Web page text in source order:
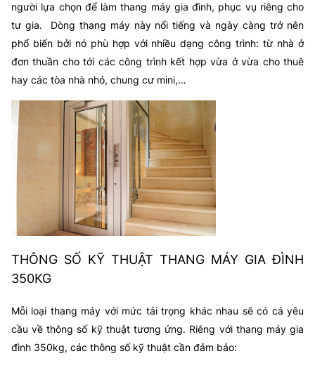
người lựa chọn để làm thang máy gia đình, phục vụ riêng cho
tư gia. Dòng thang máy này nổi tiếng và ngày càng trở nên
phổ biến bởi nó phù hợp với nhiều dạng công trình: từ nhà ở
đơn thuần cho tới các công trình kết hợp vừa ở vừa cho thuê
hay các tòa nhà nhỏ, chung cư mini,…
THÔNG SỐ KỸ THUẬT THANG MÁY GIA ĐÌNH
350KG
Mỗi loại thang máy với mức tải trọng khác nhau sẽ có cá yêu
cầu về thông số kỹ thuật tương ứng. Riêng với thang máy gia
đình 350kg, các thông số kỹ thuật cần đảm bảo: